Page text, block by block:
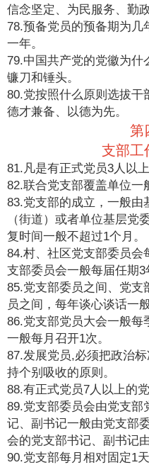
信念坚定、为民服务、勤
78.预备党员的预备期为几
一年。
79.中国共产党的党徽为什
镰刀和锤头。
80.党按照什么原则选拔干
德才兼备、以德为先。
第
支部工
81.凡是有正式党员3人以
82.联合党支部覆盖单位一
83.党支部的成立，一般由
（街道）或者单位基层党
复时间一般不超过1个月。
84.村、社区党支部委员会
支部委员会一般每届任期3
85.党支部委员之间、党支
员之间，每年谈心谈话一
86.党支部党员大会一般每
一般每月召开1次。
87.发展党员,必须把政治
持个别吸收的原则。
88.有正式党员7人以上的
89.党支部委员会由党支部
记、副书记一般由党支部
会的党支部书记、副书记
90.党支部每月相对固定1